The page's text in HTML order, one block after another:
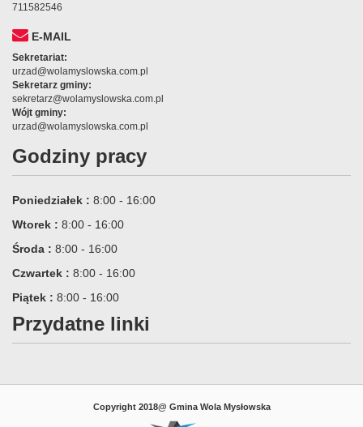
711582546
E-MAIL
Sekretariat:
urzad@wolamyslowska.com.pl
Sekretarz gminy:
sekretarz@wolamyslowska.com.pl
Wójt gminy:
urzad@wolamyslowska.com.pl
Godziny pracy
Poniedziałek : 8:00 - 16:00
Wtorek : 8:00 - 16:00
Środa : 8:00 - 16:00
Czwartek : 8:00 - 16:00
Piątek : 8:00 - 16:00
Przydatne linki
Copyright 2018@ Gmina Wola Mysłowska